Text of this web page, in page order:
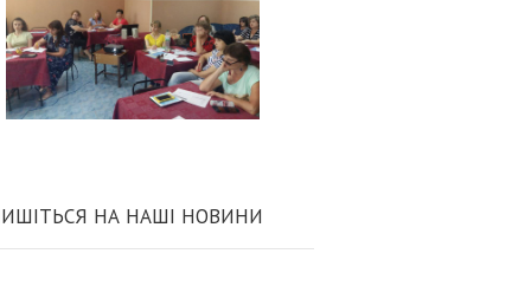
НА НАШІ НОВИНИ